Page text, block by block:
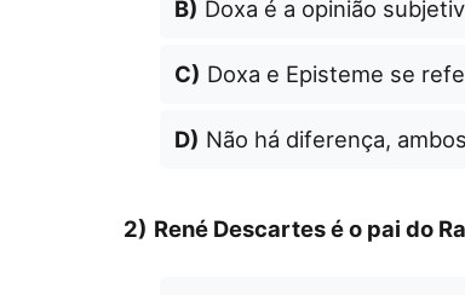
B) Doxa é a opinião
C) Doxa e Episteme se
D) Não há diferença,
2) René Descartes é o pai do